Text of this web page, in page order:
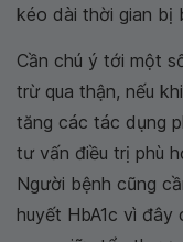
kéo dài thời gian bị
Cần chú ý tới một
trừ qua thận, nếu
tăng các tác dụng
tư vấn điều trị phù
Người bệnh cũng
huyết HbA1c vì đây